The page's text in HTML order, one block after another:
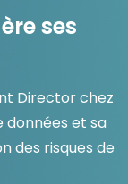
ses
Director chez
données et sa
des risques de